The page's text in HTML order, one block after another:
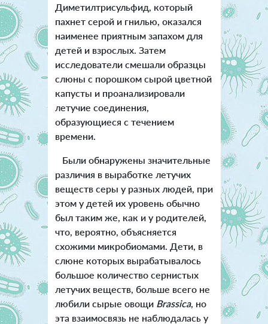
Диметилтрисульфид, который
пахнет серой и гнилью, оказался
наименее приятным запахом для
детей и взрослых. Затем
исследователи смешали образцы
слюны с порошком сырой цветной
капусты и проанализировали
летучие соединения,
образующиеся с течением
времени.
Были обнаружены значительные
различия в выработке летучих
веществ серы у разных людей, при
этом у детей их уровень обычно
был таким же, как и у родителей,
что, вероятно, объясняется
схожими микробиомами. Дети, в
слюне которых вырабатывалось
большое количество сернистых
летучих веществ, больше всего не
любили сырые овощи Brassica, но
эта взаимосвязь не наблюдалась у